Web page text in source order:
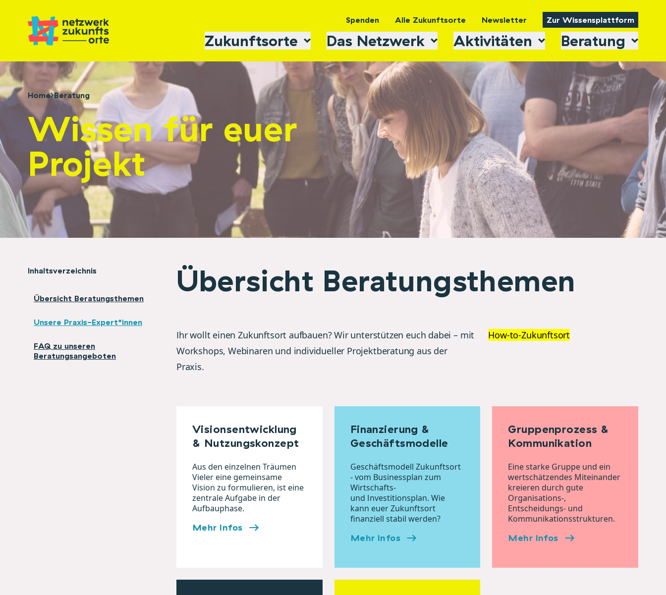
Spenden Alle Zukunftsorte Newsletter Zur Wissensplattform
Zukunftsorte Das Netzwerk Aktivitäten Beratung
Home Beratung
Wissen für euer
Projekt
Inhaltsverzeichnis
Übersicht Beratungsthemen
Unsere Praxis-Expert*innen
FAQ zu unseren
Beratungsangeboten
Übersicht Beratungsthemen
Ihr wollt einen Zukunftsort aufbauen? Wir unterstützen euch dabei – mit
Workshops, Webinaren und individueller Projektberatung aus der
Praxis.
How-to-Zukunftsort
Visionsentwicklung
& Nutzungskonzept
Aus den einzelnen Träumen
Vieler eine gemeinsame
Vision zu formulieren, ist eine
zentrale Aufgabe in der
Aufbauphase.
Mehr Infos
Finanzierung &
Geschäftsmodelle
Geschäftsmodell Zukunftsort
- vom Businessplan zum
Wirtschafts-
und Investitionsplan. Wie
kann euer Zukunftsort
finanziell stabil werden?
Mehr Infos
Gruppenprozess &
Kommunikation
Eine starke Gruppe und ein
wertschätzendes Miteinander
kreieren durch gute
Organisations-,
Entscheidungs- und
Kommunikationsstrukturen.
Mehr Infos